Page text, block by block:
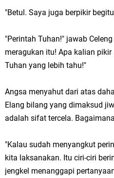
"Betul. Saya juga berpikir
"Perintah Tuhan!" jawab
meragukan itu! Apa kalian
Tuhan yang lebih tahu!"
Angsa menyahut dari atas
Elang bilang yang dimaksud
adalah sifat tercela.
"Kalau sudah menyangkut
kita laksanakan. Itu ciri-ciri
jengkel menanggapi